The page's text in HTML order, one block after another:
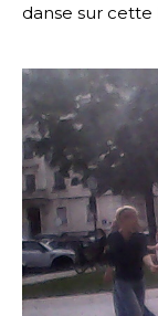
danse sur cette